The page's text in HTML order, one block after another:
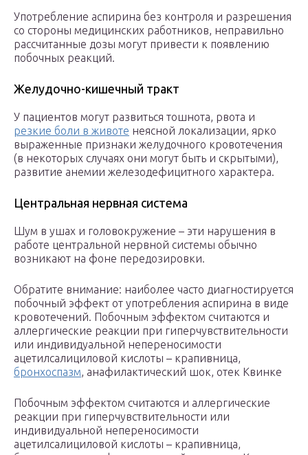
Употребление аспирина без контроля и разрешения
со стороны медицинских работников, неправильно
рассчитанные дозы могут привести к появлению
побочных реакций.
Желудочно-кишечный тракт
У пациентов могут развиться тошнота, рвота и
резкие боли в животе неясной локализации, ярко
выраженные признаки желудочного кровотечения
(в некоторых случаях они могут быть и скрытыми),
развитие анемии железодефицитного характера.
Центральная нервная система
Шум в ушах и головокружение – эти нарушения в
работе центральной нервной системы обычно
возникают на фоне передозировки.
Обратите внимание: наиболее часто диагностируется
побочный эффект от употребления аспирина в виде
кровотечений. Побочным эффектом считаются и
аллергические реакции при гиперчувствительности
или индивидуальной непереносимости
ацетилсалициловой кислоты – крапивница,
бронхоспазм, анафилактический шок, отек Квинке
Побочным эффектом считаются и аллергические
реакции при гиперчувствительности или
индивидуальной непереносимости
ацетилсалициловой кислоты – крапивница,